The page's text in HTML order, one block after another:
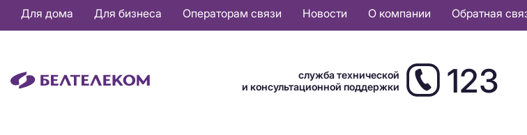
Основная
навигация
Для дома Для бизнеса Операторам связи Новости О компании Обратная
служба технической
и консультационной поддержки
123